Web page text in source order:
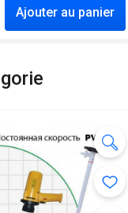
Ajouter au panier